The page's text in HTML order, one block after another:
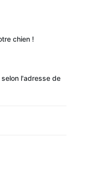
chien !
l'adresse de